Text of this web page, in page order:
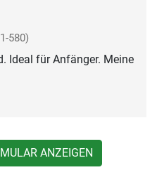
580)
Ideal für Anfänger. Meine
ANZEIGEN